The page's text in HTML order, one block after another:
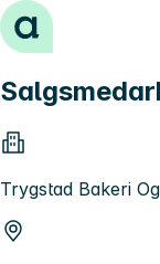
Hopp til innhold
Trygstad Bakeri